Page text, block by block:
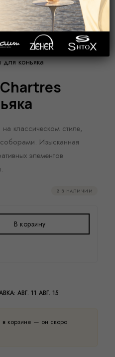
КОНЬЯК/БРЕНДИ
для коньяка
классическом стиле,
Изысканная
элементов
2 В НАЛИЧИИ
В корзину
АВГ. 11 АВГ. 15
в корзине — он скоро